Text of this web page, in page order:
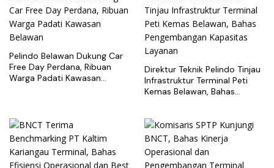
Pelindo Belawan Dukung Car
Free Day Perdana, Ribuan
Warga Padati Kawasan
Direktur Teknik Pelindo Tinjau
Infrastruktur Terminal Peti
Kemas Belawan, Bahas